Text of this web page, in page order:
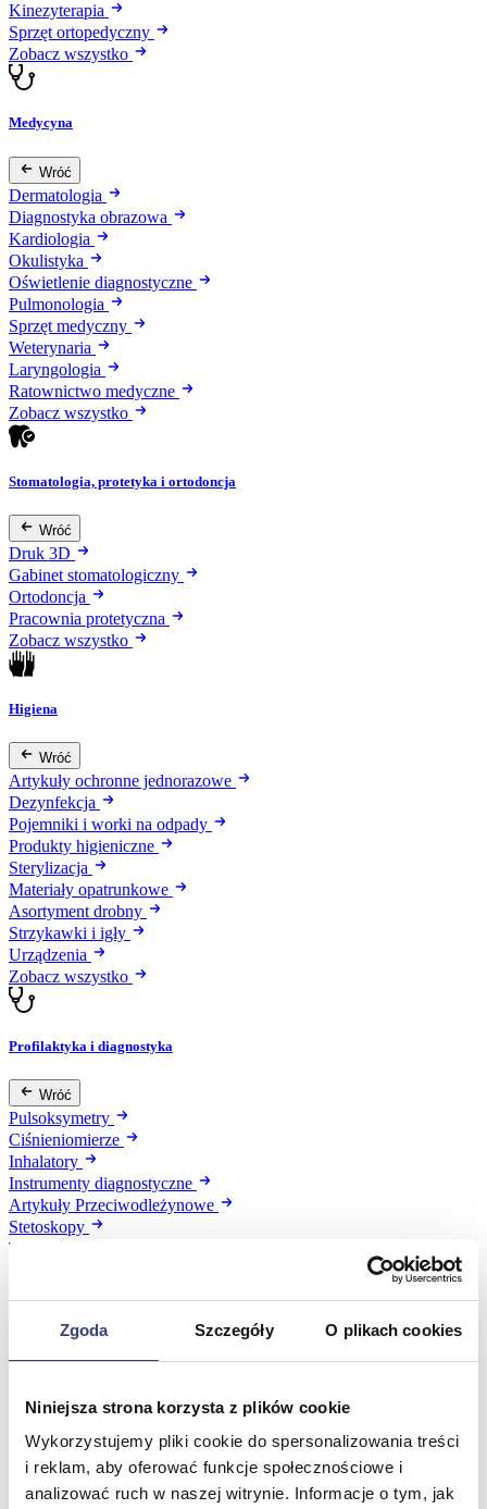
Zgoda Szczegóły O plikach cookies
Niniejsza strona korzysta z plików cookie
Wykorzystujemy pliki cookie do spersonalizowania treści
i reklam, aby oferować funkcje społecznościowe i
analizować ruch w naszej witrynie. Informacje o tym, jak
Kinezyterapia
Sprzęt ortopedyczny
Zobacz wszystko
Medycyna
Wróć
Dermatologia
Diagnostyka obrazowa
Kardiologia
Okulistyka
Oświetlenie diagnostyczne
Pulmonologia
Sprzęt medyczny
Weterynaria
Laryngologia
Ratownictwo medyczne
Zobacz wszystko
Stomatologia, protetyka i ortodoncja
Wróć
Druk 3D
Gabinet stomatologiczny
Ortodoncja
Pracownia protetyczna
Zobacz wszystko
Higiena
Wróć
Artykuły ochronne jednorazowe
Dezynfekcja
Pojemniki i worki na odpady
Produkty higieniczne
Sterylizacja
Materiały opatrunkowe
Asortyment drobny
Strzykawki i igły
Urządzenia
Zobacz wszystko
Profilaktyka i diagnostyka
Wróć
Pulsoksymetry
Ciśnieniomierze
Inhalatory
Instrumenty diagnostyczne
Artykuły Przeciwodleżynowe
Stetoskopy
Termometry
Meble medyczne
Kozetki
Pielęgnacja mebli
Taborety i krzesła
Stoły
Parawany